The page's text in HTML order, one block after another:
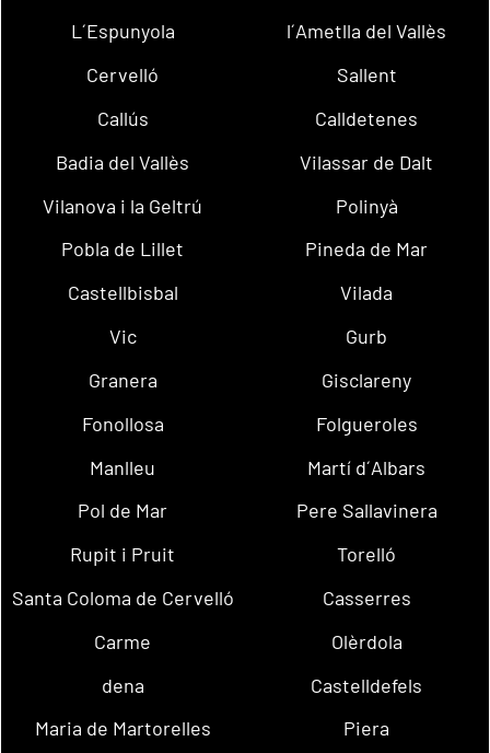
L´Espunyola
l´Ametlla del Vallès
Cervelló
Sallent
Callús
Calldetenes
Badia del Vallès
Vilassar de Dalt
Vilanova i la Geltrú
Polinyà
Pobla de Lillet
Pineda de Mar
Castellbisbal
Vilada
Vic
Gurb
Granera
Gisclareny
Fonollosa
Folgueroles
Manlleu
Martí d´Albars
Pol de Mar
Pere Sallavinera
Rupit i Pruit
Torelló
Santa Coloma de Cervelló
Casserres
Carme
Olèrdola
dena
Castelldefels
Maria de Martorelles
Piera